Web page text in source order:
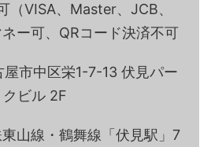
（VISA、Master、JCB、
ー可、QRコード決済不可
市中区栄1-7-13 伏見パー
クビル 2F
山線・鶴舞線「伏見駅」7